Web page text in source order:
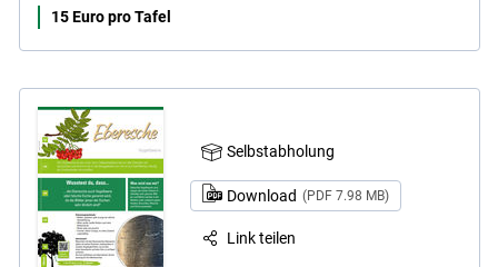
15 Euro pro Tafel
Selbstabholung
Download (PDF 7.98 MB)
Link teilen